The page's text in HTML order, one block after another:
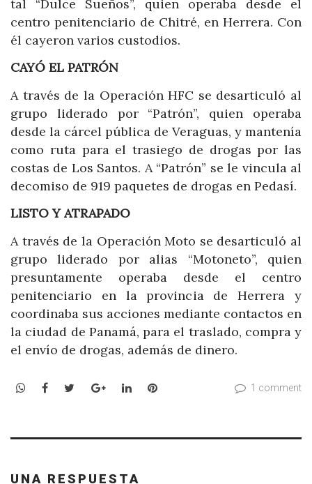
tal “Dulce Sueños”, quien operaba desde el
centro penitenciario de Chitré, en Herrera. Con
él cayeron varios custodios.
CAYÓ EL PATRÓN
A través de la Operación HFC se desarticuló al
grupo liderado por “Patrón”, quien operaba
desde la cárcel pública de Veraguas, y mantenía
como ruta para el trasiego de drogas por las
costas de Los Santos. A “Patrón” se le vincula al
decomiso de 919 paquetes de drogas en Pedasí.
LISTO Y ATRAPADO
A través de la Operación Moto se desarticuló al
grupo liderado por alias “Motoneto”, quien
presuntamente operaba desde el centro
penitenciario en la provincia de Herrera y
coordinaba sus acciones mediante contactos en
la ciudad de Panamá, para el traslado, compra y
el envío de drogas, además de dinero.
WhatsApp
Facebook
TwitterGoogle+LinkedInPinterest 1 comment
UNA RESPUESTA